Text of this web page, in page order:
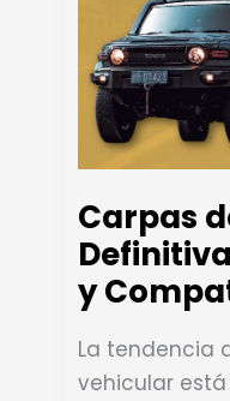
Carpas
y
La tendencia
vehicular